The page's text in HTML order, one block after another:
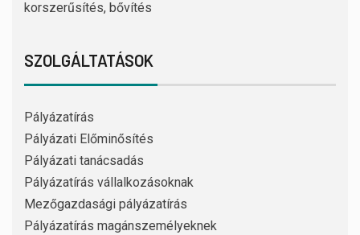
korszerűsítés, bővítés
SZOLGÁLTATÁSOK
Pályázatírás
Pályázati Előminősítés
Pályázati tanácsadás
Pályázatírás vállalkozásoknak
Mezőgazdasági pályázatírás
Pályázatírás magánszemélyeknek